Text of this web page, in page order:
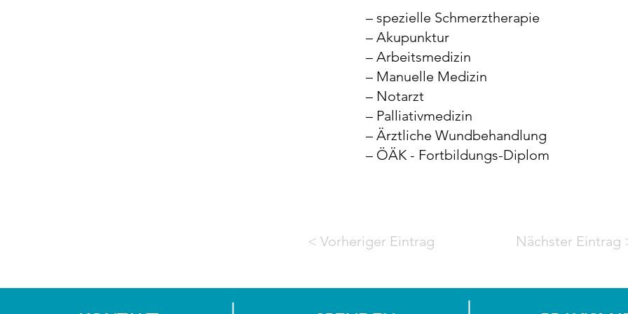
– spezielle Schmerztherapie
– Akupunktur
– Arbeitsmedizin
– Manuelle Medizin
– Notarzt
– Palliativmedizin
– Ärztliche Wundbehandlung
– ÖÄK - Fortbildungs-Diplom
< Vorheriger Eintrag Nächster Eintrag